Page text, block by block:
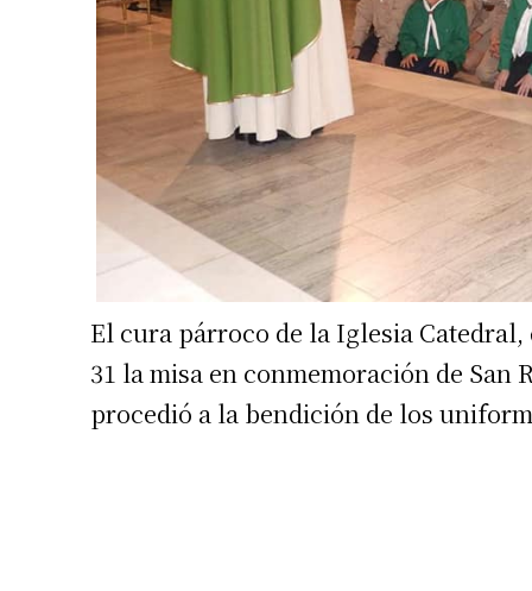
El cura párroco de la Iglesia
31 la misa en conmemoración de San
procedió a la bendición de los